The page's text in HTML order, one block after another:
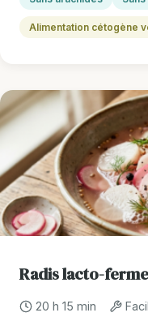
Alimentation cétogène
Radis lacto-
20 h 15 min